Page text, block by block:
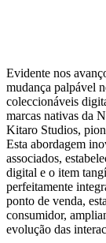
Evidente nos
mudança palpável
coleccionáveis
marcas nativas da
Kitaro Studios,
Esta abordagem
associados,
digital e o item
perfeitamente
ponto de venda,
consumidor,
evolução das